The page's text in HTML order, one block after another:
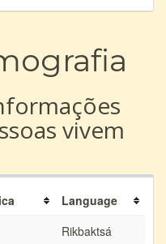
vivem
Language
Rikbaktsá